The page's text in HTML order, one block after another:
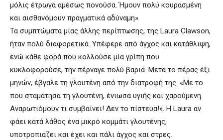
μόλις έτρωγα αμέσως πονούσα. Ήμουν πολύ κουρασμένη
και αισθανόμουν πραγματικά αδύναμη».
Τα συμπτώματα μίας άλλης περίπτωσης, της Laura Clawson,
ήταν πολύ διαφορετικά. Υπέφερε από άγχος και κατάθλιψη,
ενώ κάθε φορά που κολλούσε μία γρίπη που
κυκλοφορούσε, την πέρναγε πολύ βαριά. Μετά το πέρας έξι
μηνών, έβγαλε τη γλουτένη από την διατροφή της. «Με το
που σταμάτησα τη γλουτένη, ένιωσα υγιής και χαρούμενη.
Αναρωτιόμουν τι συμβαίνει! Δεν το πίστευα!». Η Laura αν
φάει κατά λάθος ένα μικρό κομμάτι γλουτένης,
υποτροπιάζει και έχει και πάλι άγχος και στρες.